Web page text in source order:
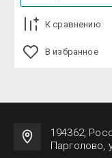
К сравнению
В избранное
194362,
Парголово,